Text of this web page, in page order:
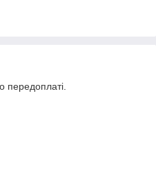
передоплаті.